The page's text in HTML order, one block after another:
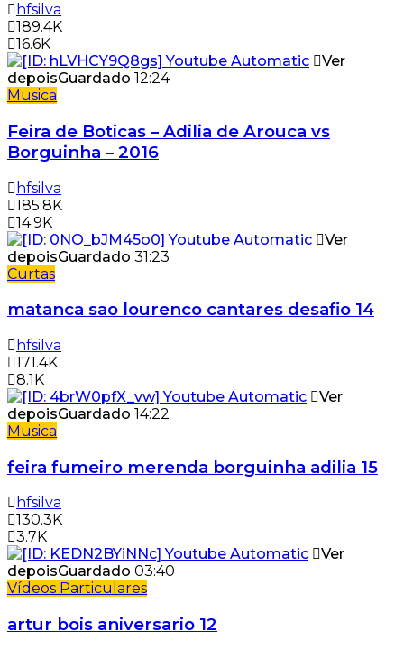
hfsilva
189.4K
16.6K
Ver
depoisGuardado 12:24
Musica
Feira de Boticas – Adilia de Arouca vs
Borguinha – 2016
hfsilva
185.8K
14.9K
Ver
depoisGuardado 31:23
Curtas
matanca sao lourenco cantares desafio 14
hfsilva
171.4K
8.1K
Ver
depoisGuardado 14:22
Musica
feira fumeiro merenda borguinha adilia 15
hfsilva
130.3K
3.7K
Ver
depoisGuardado 03:40
Vídeos Particulares
artur bois aniversario 12